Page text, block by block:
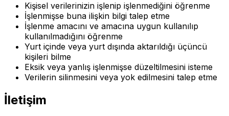
Kişisel verilerinizin işlenip işlenmediğini öğrenme
İşlenmişse buna ilişkin bilgi talep etme
İşlenme amacını ve amacına uygun kullanılıp
kullanılmadığını öğrenme
Yurt içinde veya yurt dışında aktarıldığı üçüncü
kişileri bilme
Eksik veya yanlış işlenmişse düzeltilmesini isteme
Verilerin silinmesini veya yok edilmesini talep etme
İletişim